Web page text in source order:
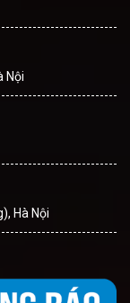
Nội
Hà Nội